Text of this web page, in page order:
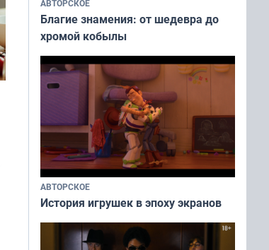
АВТОРСКОЕ
Благие знамения: от шедевра до
хромой кобылы
АВТОРСКОЕ
История игрушек в эпоху экранов